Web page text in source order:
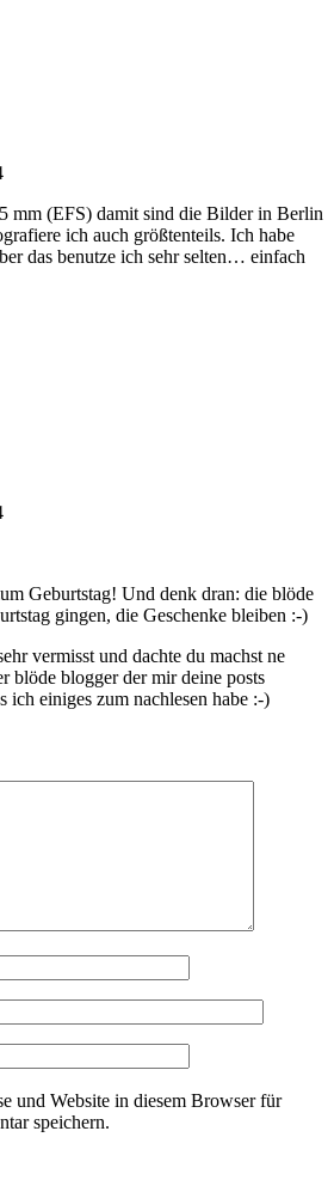
mm (EFS) damit sind die Bilder in Berlin
ich auch größtenteils. Ich habe
das benutze ich sehr selten… einfach
Geburtstag! Und denk dran: die blöde
gingen, die Geschenke bleiben :-)
vermisst und dachte du machst ne
blöde blogger der mir deine posts
ich einiges zum nachlesen habe :-)
und Website in diesem Browser für
speichern.